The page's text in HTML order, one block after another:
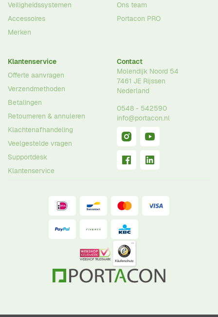
Veiligheidssystemen
Accessoires
Merken
Ons team
Portacon PRO
Klantenservice
Offerte aanvragen
Verzendmethoden
Betalingen
Retourneren & annuleren
Klachtenafhandeling
Veelgestelde vragen
Supportdesk
Klantenservice
Contact
Molendijk Noord 54
7461 JE Rijssen
Nederland
0548 - 542590
info@portacon.nl